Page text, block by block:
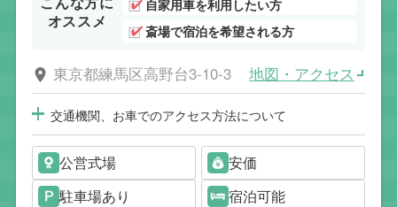
オススメ
自家用車を利用したい方
斎場で宿泊を希望される方
東京都練馬区高野台3-10-3 地図・アクセス
交通機関、お車でのアクセス方法について
公営式場
安価
駐車場あり
宿泊可能